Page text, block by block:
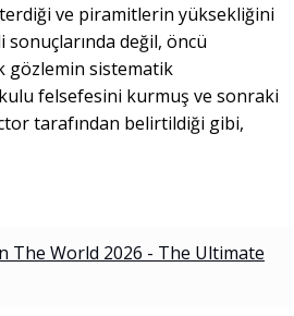
ve piramitlerin yüksekliğini
değil, öncü
gözlemin sistematik
felsefesini kurmuş ve sonraki
tarafından belirtildiği gibi,
The World 2026 - The Ultimate